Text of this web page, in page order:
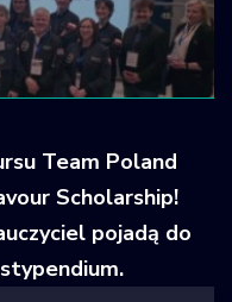
Team Poland
Scholarship!
pojadą do